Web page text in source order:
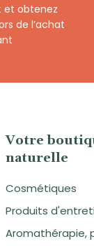
et obtenez
de l’achat
Votre
naturelle
Cosmétiques
Produits
Aromathérapie,